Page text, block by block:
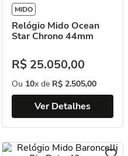
MIDO
Relógio Mido Ocean
Star Chrono 44mm
R$ 25.050,00
Ou 10x de R$ 2.505,00
Ver Detalhes